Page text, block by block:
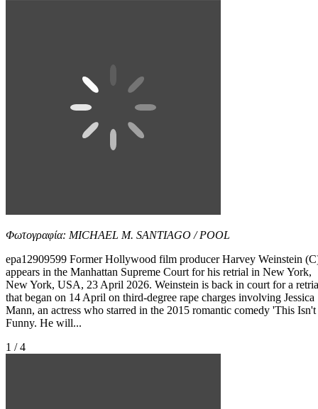
Φωτογραφία: MICHAEL M. SANTIAGO / POOL
epa12909599 Former Hollywood film producer Harvey Weinstein
appears in the Manhattan Supreme Court for his retrial in New York,
New York, USA, 23 April 2026. Weinstein is back in court for a
that began on 14 April on third-degree rape charges involving Jessica
Mann, an actress who starred in the 2015 romantic comedy 'This Isn't
Funny. He will...
1 / 4